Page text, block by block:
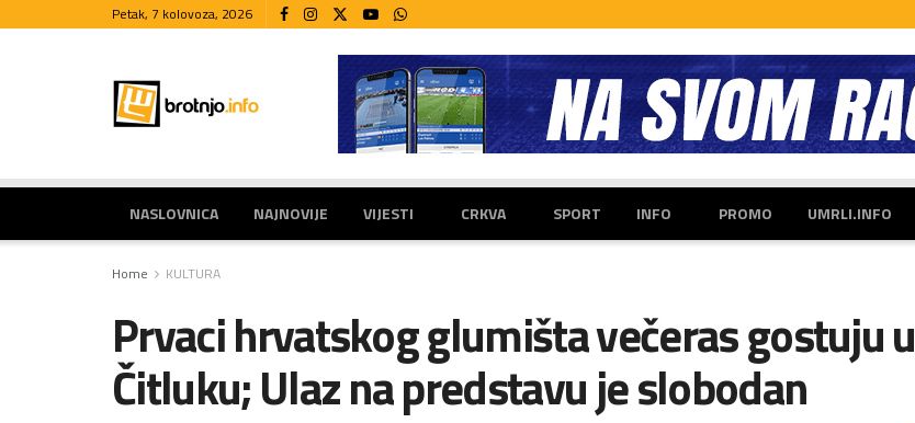
Petak, 7 kolovoza, 2026
NASLOVNICA NAJNOVIJE VIJESTI CRKVA SPORT INFO PROMO UMRLI.INFO
Home KULTURA
Prvaci hrvatskog glumišta večeras gostuju u
Čitluku; Ulaz na predstavu je slobodan